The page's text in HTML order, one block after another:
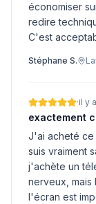
économiser
redire
C'est
Stéphane S.
·il y
exactement
J'ai acheté ce
suis vraiment
j'achète un
nerveux,
l'écran est